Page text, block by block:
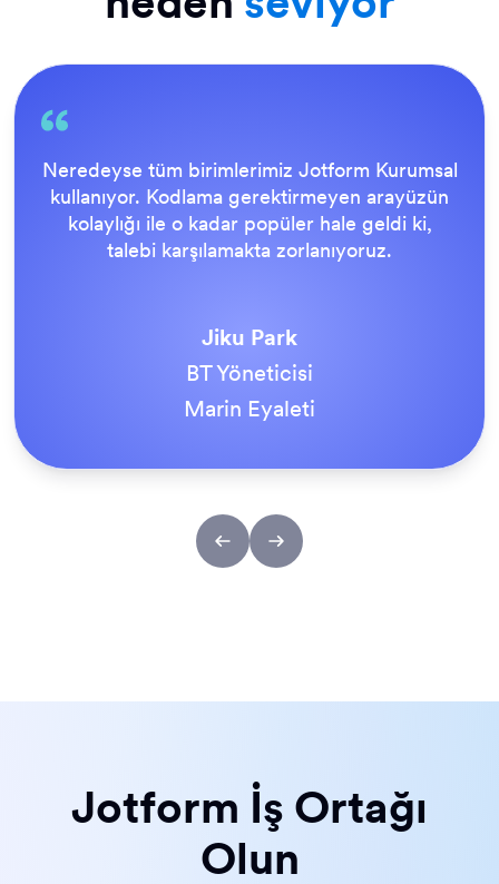
Her şey son kullanıcı için oldukça basit ve
Jotform Destek Ekibi harika. Tüm formlarımız
aktif hale geldiğinde, herkes bunun yapılması
gereken yol olduğu konusunda hemfikirdi.
Tony Richman
ACS Paslanmaz Çelik Bağlantı Elemanları
Jotform İş Ortağı
Olun